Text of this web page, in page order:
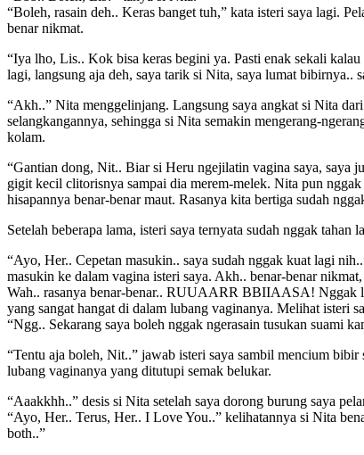
“Boleh, rasain deh.. Keras banget tuh,” kata isteri saya lagi.
benar nikmat.
“Iya lho, Lis.. Kok bisa keras begini ya. Pasti enak sekali
lagi, langsung aja deh, saya tarik si Nita, saya lumat bibirnya..
“Akh..” Nita menggelinjang. Langsung saya angkat si Nita
selangkangannya, sehingga si Nita semakin mengerang-
kolam.
“Gantian dong, Nit.. Biar si Heru ngejilatin vagina saya, saya
gigit kecil clitorisnya sampai dia merem-melek. Nita pun
hisapannya benar-benar maut. Rasanya kita bertiga sudah
Setelah beberapa lama, isteri saya ternyata sudah nggak tahan
“Ayo, Her.. Cepetan masukin.. saya sudah nggak kuat lagi
masukin ke dalam vagina isteri saya. Akh.. benar-benar
Wah.. rasanya benar-benar.. RUUAARR BBIIAASA! Nggak
yang sangat hangat di dalam lubang vaginanya. Melihat isteri
“Ngg.. Sekarang saya boleh nggak ngerasain tusukan suami
“Tentu aja boleh, Nit..” jawab isteri saya sambil mencium
lubang vaginanya yang ditutupi semak belukar.
“Aaakkhh..” desis si Nita setelah saya dorong burung saya
“Ayo, Her.. Terus, Her.. I Love You..” kelihatannya si Nita
both..”